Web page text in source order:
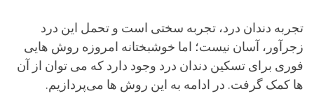
تجربه دندان درد، تجربه سختی است و تحمل این درد
زجرآور، آسان نیست؛ اما خوشبختانه امروزه روش هایی
فوری برای تسکین دندان درد وجود دارد که می توان از آن
ها کمک گرفت. در ادامه به این روش ها می‌پردازیم.